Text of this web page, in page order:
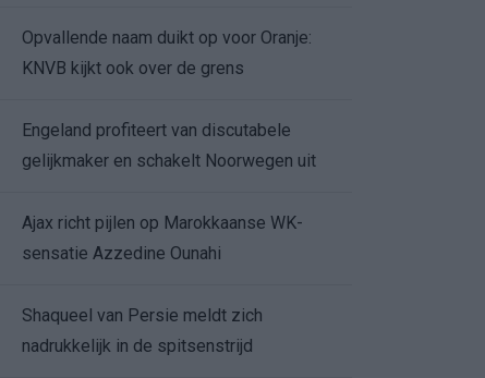
Opvallende naam duikt op voor Oranje:
KNVB kijkt ook over de grens
Engeland profiteert van discutabele
gelijkmaker en schakelt Noorwegen uit
Ajax richt pijlen op Marokkaanse WK-
sensatie Azzedine Ounahi
Shaqueel van Persie meldt zich
nadrukkelijk in de spitsenstrijd